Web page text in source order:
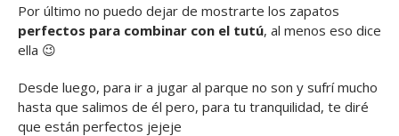
Por último no puedo dejar de mostrarte los zapatos
perfectos para combinar con el tutú, al menos eso dice
ella 😉
Desde luego, para ir a jugar al parque no son y sufrí mucho
hasta que salimos de él pero, para tu tranquilidad, te diré
que están perfectos jejeje